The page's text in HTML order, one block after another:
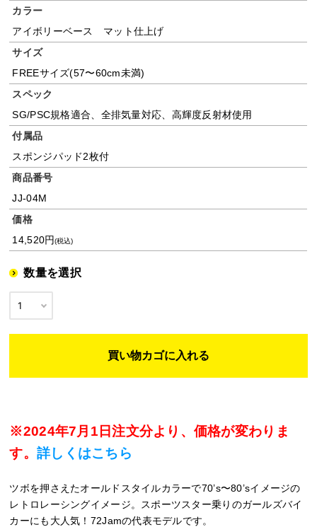
カラー
アイボリーベース マット仕上げ
サイズ
FREEサイズ(57〜60cm未満)
スペック
SG/PSC規格適合、全排気量対応、高輝度反射材使用
付属品
スポンジパッド2枚付
商品番号
JJ-04M
価格
14,520円(税込)
数量を選択
※2024年7月1日注文分より、価格が変わりま
す。 詳しくはこちら
ツボを押さえたオールドスタイルカラーで70’s〜80’sイメージの
レトロレーシングイメージ。スポーツスター乗りのガールズバイ
カーにも大人気！72Jamの代表モデルです。